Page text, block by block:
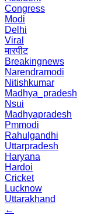
Congress
Modi
Delhi
Viral
मारपीट
Breakingnews
Narendramodi
Nitishkumar
Madhya_pradesh
Nsui
Madhyapradesh
Pmmodi
Rahulgandhi
Uttarpradesh
Haryana
Hardoi
Cricket
Lucknow
Uttarakhand
←